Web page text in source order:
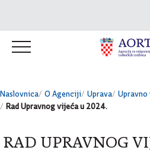
Naslovnica O Agenciji Uprava
Upravno
Rad Upravnog vijeća u 2024.
RAD UPRAVNOG